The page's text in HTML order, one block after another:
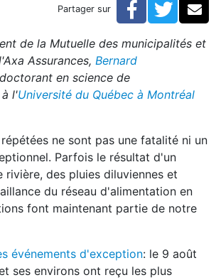
faut-il en finir avec les sous-sols ?
Partager sur Facebook
de la Mutuelle des municipalités et
Assurances, Bernard
en science de
à l'Université du Québec à Montréal
ne sont pas une fatalité ni un
Parfois le résultat d'un
rivière, des pluies diluviennes et
du réseau d'alimentation en
font maintenant partie de notre
événements d'exception: le 9 août
ses environs ont reçu les plus